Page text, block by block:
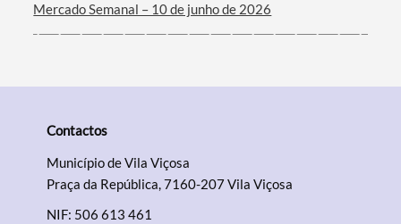
Mercado Semanal – 10 de junho de 2026
Contactos
Município de Vila Viçosa
Praça da República, 7160-207 Vila Viçosa
NIF: 506 613 461